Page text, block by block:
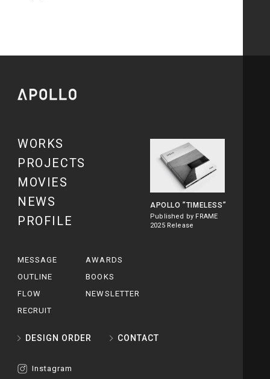
WORKS
PROJECTS
MOVIES
NEWS
PROFILE
APOLLO”TIMELESS”
Published by FRAME
2025 Release
MESSAGE
AWARDS
OUTLINE
BOOKS
FLOW
NEWSLETTER
RECRUIT
DESIGN ORDER CONTACT
Instagram